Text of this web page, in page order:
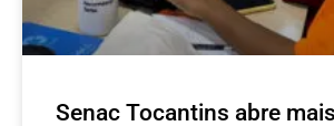
Senac Tocantins abre